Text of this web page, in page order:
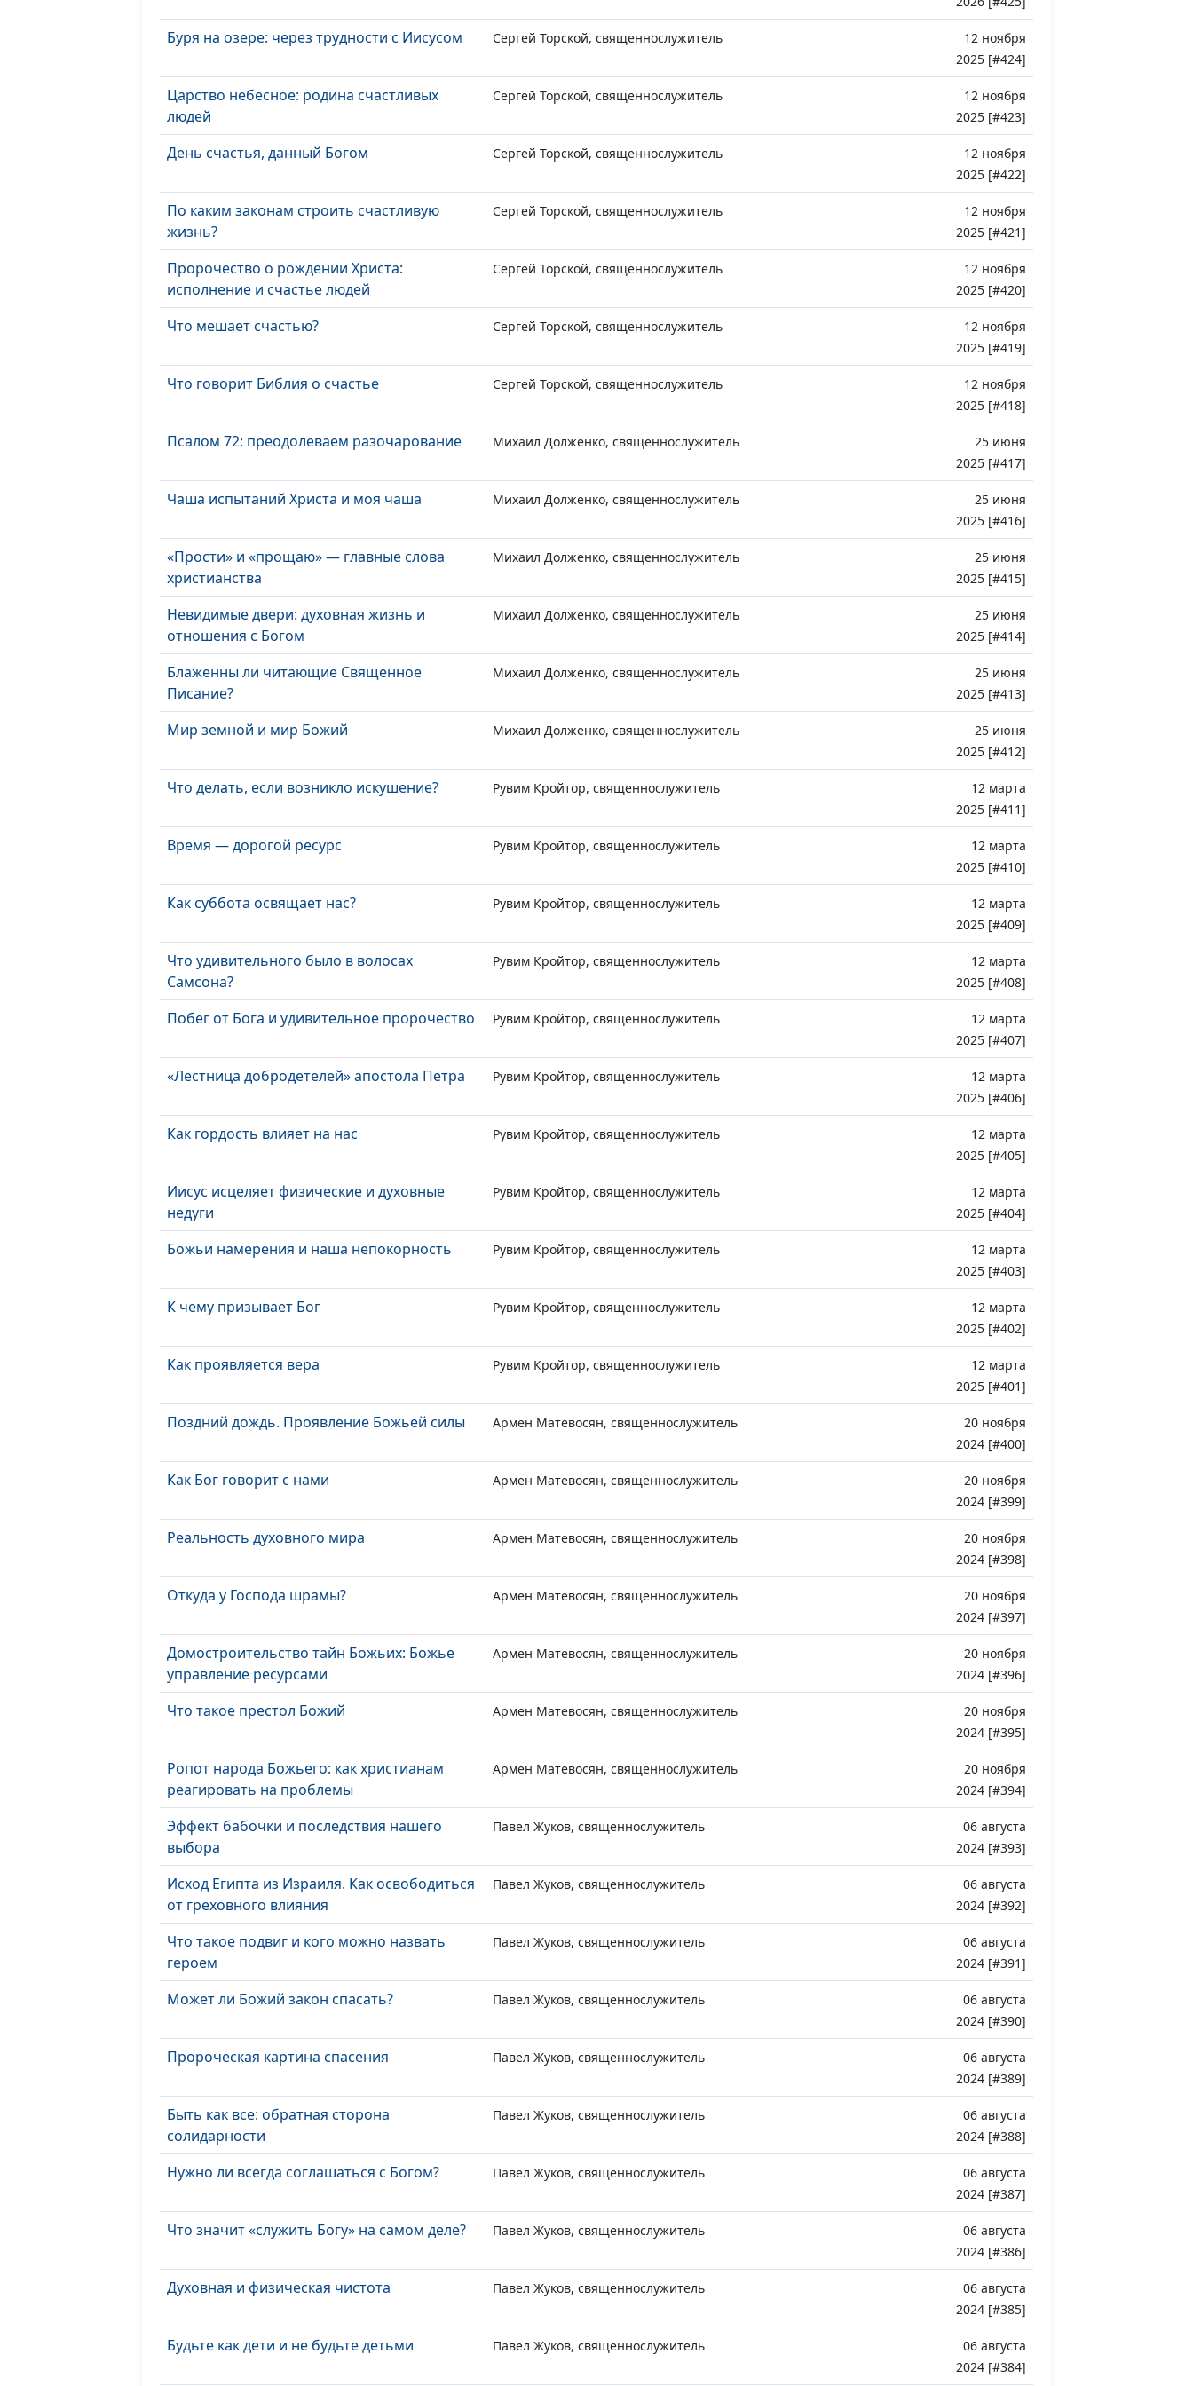
Буря на озере: через трудности с Иисусом Сергей Торской, священнослужитель
12 ноября
2025 [#424]
Царство небесное: родина счастливых
людей
Сергей Торской, священнослужитель
12 ноября
2025 [#423]
День счастья, данный Богом Сергей Торской, священнослужитель
12 ноября
2025 [#422]
По каким законам строить счастливую
жизнь?
Сергей Торской, священнослужитель
12 ноября
2025 [#421]
Пророчество о рождении Христа:
исполнение и счастье людей
Сергей Торской, священнослужитель
12 ноября
2025 [#420]
Что мешает счастью? Сергей Торской, священнослужитель
12 ноября
2025 [#419]
Что говорит Библия о счастье Сергей Торской, священнослужитель
12 ноября
2025 [#418]
Псалом 72: преодолеваем разочарование Михаил Долженко, священнослужитель
25 июня
2025 [#417]
Чаша испытаний Христа и моя чаша Михаил Долженко, священнослужитель
25 июня
2025 [#416]
«Прости» и «прощаю» — главные слова
христианства
Михаил Долженко, священнослужитель
25 июня
2025 [#415]
Невидимые двери: духовная жизнь и
отношения с Богом
Михаил Долженко, священнослужитель
25 июня
2025 [#414]
Блаженны ли читающие Священное
Писание?
Михаил Долженко, священнослужитель
25 июня
2025 [#413]
Мир земной и мир Божий Михаил Долженко, священнослужитель
25 июня
2025 [#412]
Что делать, если возникло искушение? Рувим Кройтор, священнослужитель
12 марта
2025 [#411]
Время — дорогой ресурс Рувим Кройтор, священнослужитель
12 марта
2025 [#410]
Как суббота освящает нас? Рувим Кройтор, священнослужитель
12 марта
2025 [#409]
Что удивительного было в волосах
Самсона?
Рувим Кройтор, священнослужитель
12 марта
2025 [#408]
Побег от Бога и удивительное пророчество Рувим Кройтор, священнослужитель
12 марта
2025 [#407]
«Лестница добродетелей» апостола Петра Рувим Кройтор, священнослужитель
12 марта
2025 [#406]
Как гордость влияет на нас Рувим Кройтор, священнослужитель
12 марта
2025 [#405]
Иисус исцеляет физические и духовные
недуги
Рувим Кройтор, священнослужитель
12 марта
2025 [#404]
Божьи намерения и наша непокорность Рувим Кройтор, священнослужитель
12 марта
2025 [#403]
К чему призывает Бог Рувим Кройтор, священнослужитель
12 марта
2025 [#402]
Как проявляется вера Рувим Кройтор, священнослужитель
12 марта
2025 [#401]
Поздний дождь. Проявление Божьей силы Армен Матевосян, священнослужитель
20 ноября
2024 [#400]
Как Бог говорит с нами Армен Матевосян, священнослужитель
20 ноября
2024 [#399]
Реальность духовного мира Армен Матевосян, священнослужитель
20 ноября
2024 [#398]
Откуда у Господа шрамы? Армен Матевосян, священнослужитель
20 ноября
2024 [#397]
Домостроительство тайн Божьих: Божье
управление ресурсами
Армен Матевосян, священнослужитель
20 ноября
2024 [#396]
Что такое престол Божий Армен Матевосян, священнослужитель
20 ноября
2024 [#395]
Ропот народа Божьего: как христианам
реагировать на проблемы
Армен Матевосян, священнослужитель
20 ноября
2024 [#394]
Эффект бабочки и последствия нашего
выбора
Павел Жуков, священнослужитель
06 августа
2024 [#393]
Исход Египта из Израиля. Как освободиться
от греховного влияния
Павел Жуков, священнослужитель
06 августа
2024 [#392]
Что такое подвиг и кого можно назвать
героем
Павел Жуков, священнослужитель
06 августа
2024 [#391]
Может ли Божий закон спасать? Павел Жуков, священнослужитель
06 августа
2024 [#390]
Пророческая картина спасения Павел Жуков, священнослужитель
06 августа
2024 [#389]
Быть как все: обратная сторона
солидарности
Павел Жуков, священнослужитель
06 августа
2024 [#388]
Нужно ли всегда соглашаться с Богом? Павел Жуков, священнослужитель
06 августа
2024 [#387]
Что значит «служить Богу» на самом деле? Павел Жуков, священнослужитель
06 августа
2024 [#386]
Духовная и физическая чистота Павел Жуков, священнослужитель
06 августа
2024 [#385]
Будьте как дети и не будьте детьми Павел Жуков, священнослужитель
06 августа
2024 [#384]